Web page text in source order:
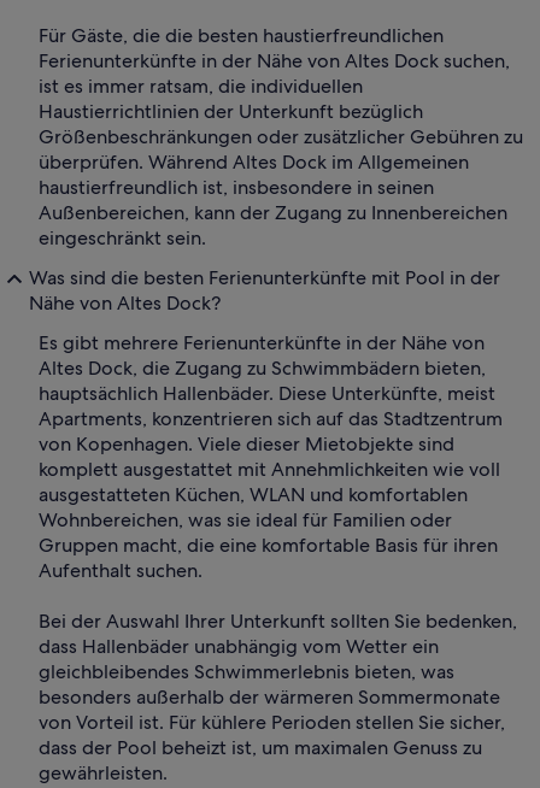
Für Gäste, die die besten haustierfreundlichen
Ferienunterkünfte in der Nähe von Altes Dock suchen,
ist es immer ratsam, die individuellen
Haustierrichtlinien der Unterkunft bezüglich
Größenbeschränkungen oder zusätzlicher Gebühren zu
überprüfen. Während Altes Dock im Allgemeinen
haustierfreundlich ist, insbesondere in seinen
Außenbereichen, kann der Zugang zu Innenbereichen
eingeschränkt sein.
Was sind die besten Ferienunterkünfte mit Pool in der
Nähe von Altes Dock?
Es gibt mehrere Ferienunterkünfte in der Nähe von
Altes Dock, die Zugang zu Schwimmbädern bieten,
hauptsächlich Hallenbäder. Diese Unterkünfte, meist
Apartments, konzentrieren sich auf das Stadtzentrum
von Kopenhagen. Viele dieser Mietobjekte sind
komplett ausgestattet mit Annehmlichkeiten wie voll
ausgestatteten Küchen, WLAN und komfortablen
Wohnbereichen, was sie ideal für Familien oder
Gruppen macht, die eine komfortable Basis für ihren
Aufenthalt suchen.
Bei der Auswahl Ihrer Unterkunft sollten Sie bedenken,
dass Hallenbäder unabhängig vom Wetter ein
gleichbleibendes Schwimmerlebnis bieten, was
besonders außerhalb der wärmeren Sommermonate
von Vorteil ist. Für kühlere Perioden stellen Sie sicher,
dass der Pool beheizt ist, um maximalen Genuss zu
gewährleisten.